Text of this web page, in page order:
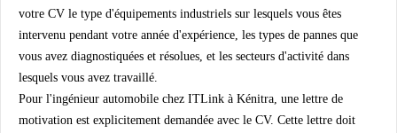
votre CV le type d'équipements industriels sur lesquels vous êtes
intervenu pendant votre année d'expérience, les types de pannes que
vous avez diagnostiquées et résolues, et les secteurs d'activité dans
lesquels vous avez travaillé.
Pour l'ingénieur automobile chez ITLink à Kénitra, une lettre de
motivation est explicitement demandée avec le CV. Cette lettre doit